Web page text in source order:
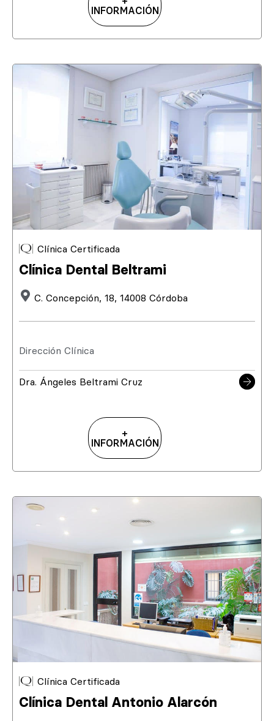
INFORMACIÓN
Clínica Certificada
Clínica Dental Beltrami
C. Concepción, 18, 14008 Córdoba
Dirección Clínica
Dra. Ángeles Beltrami Cruz
+
INFORMACIÓN
Clínica Certificada
Clínica Dental Antonio Alarcón